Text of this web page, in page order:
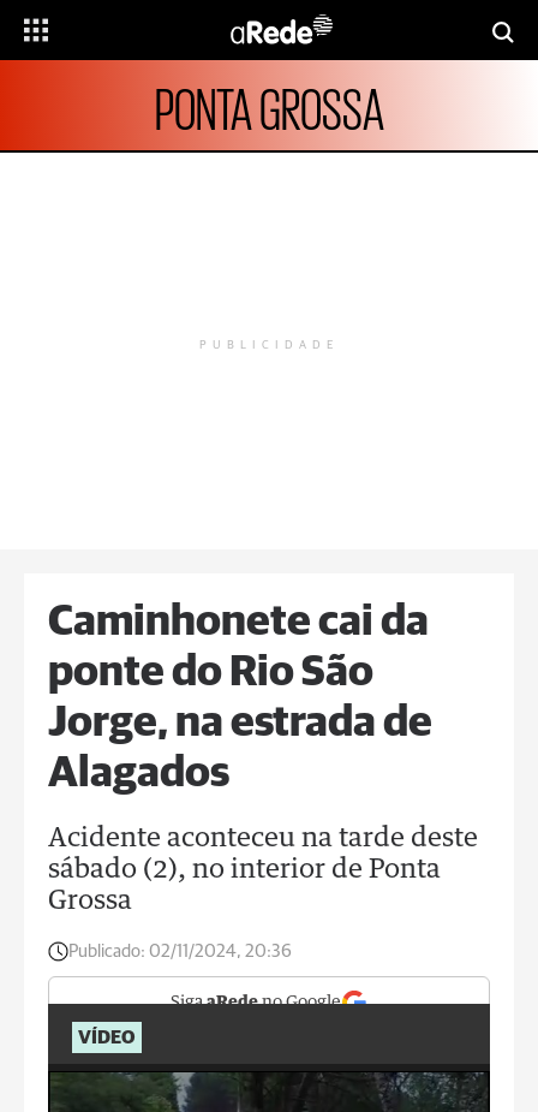
PONTA GROSSA
PUBLICIDADE
Caminhonete cai da
ponte do Rio São
Jorge, na estrada de
Alagados
Acidente aconteceu na tarde deste
sábado (2), no interior de Ponta
Grossa
Publicado: 02/11/2024, 20:36
SigaaRedeno Google
VÍDEO